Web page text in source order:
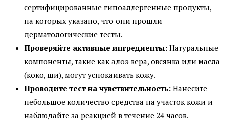
сертифицированные гипоаллергенные продукты,
на которых указано, что они прошли
дерматологические тесты.
Проверяйте активные ингредиенты: Натуральные
компоненты, такие как алоэ вера, овсянка или масла
(коко, ши), могут успокаивать кожу.
Проводите тест на чувствительность: Нанесите
небольшое количество средства на участок кожи и
наблюдайте за реакцией в течение 24 часов.